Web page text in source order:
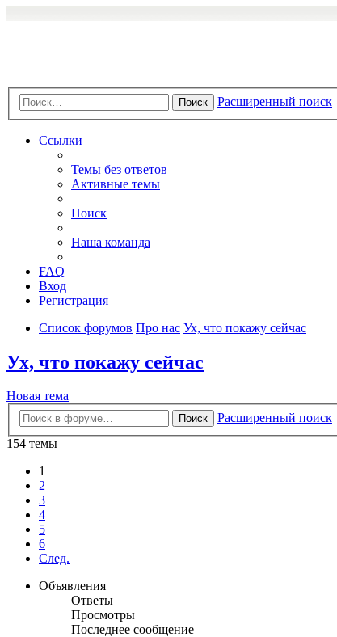
Поиск Расширенный поиск
Ссылки
Темы без ответов
Активные темы
Поиск
Наша команда
FAQ
Вход
Регистрация
Список форумов Про нас Ух, что покажу сейчас
Ух, что покажу сейчас
Новая тема
Поиск
Расширенный поиск
154 темы
1
2
3
4
5
6
След.
Объявления
Ответы
Просмотры
Последнее сообщение